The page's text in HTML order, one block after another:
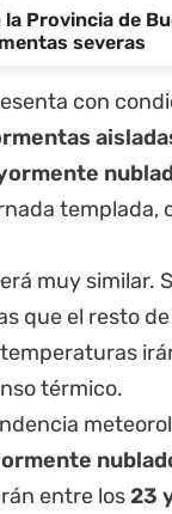
Provincia de
severas
con
templada,
muy similar.
que el resto
térmico.
entre los23